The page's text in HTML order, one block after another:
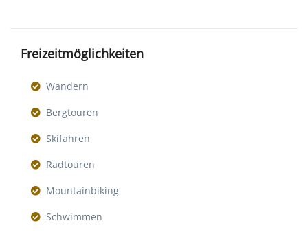
Freizeitmöglichkeiten
Wandern
Bergtouren
Skifahren
Radtouren
Mountainbiking
Schwimmen